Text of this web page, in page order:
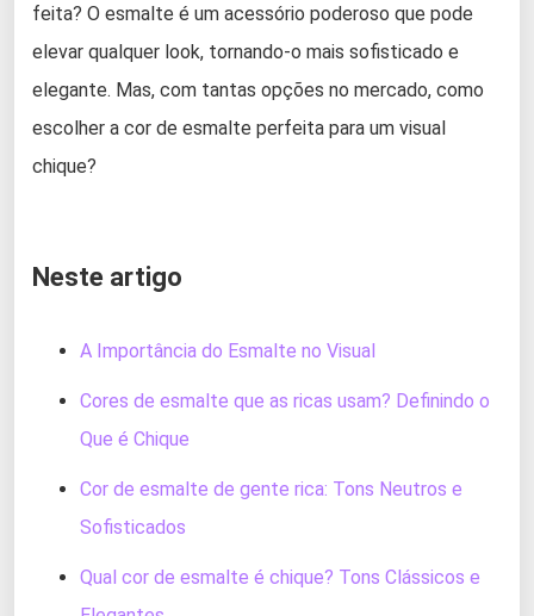
feita? O esmalte é um acessório poderoso que pode
elevar qualquer look, tornando-o mais sofisticado e
elegante. Mas, com tantas opções no mercado, como
escolher a cor de esmalte perfeita para um visual
chique?
Neste artigo
A Importância do Esmalte no Visual
Cores de esmalte que as ricas usam? Definindo o
Que é Chique
Cor de esmalte de gente rica: Tons Neutros e
Sofisticados
Qual cor de esmalte é chique? Tons Clássicos e